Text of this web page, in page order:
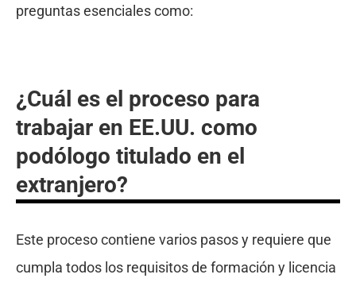
preguntas esenciales como:
¿Cuál es el proceso para
trabajar en EE.UU. como
podólogo titulado en el
extranjero?
Este proceso contiene varios pasos y requiere que
cumpla todos los requisitos de formación y licencia